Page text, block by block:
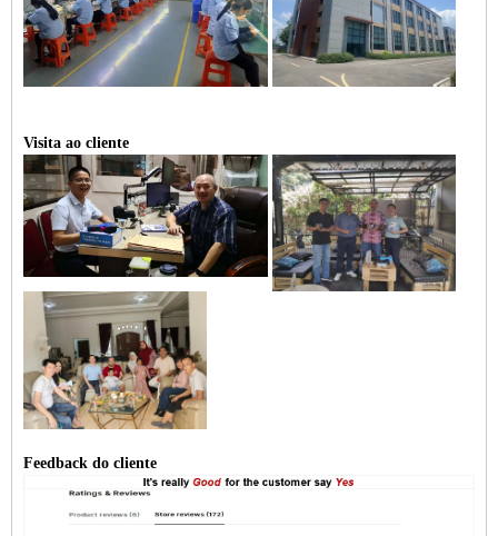
Visita ao cliente
Feedback do cliente